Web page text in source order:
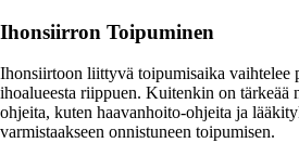
Ihonsiirron Toipuminen
Ihonsiirtoon liittyvä toipumisaika vaihtelee
ihoalueesta riippuen. Kuitenkin on tärkeää
ohjeita, kuten haavanhoito-ohjeita ja
varmistaakseen onnistuneen toipumisen.